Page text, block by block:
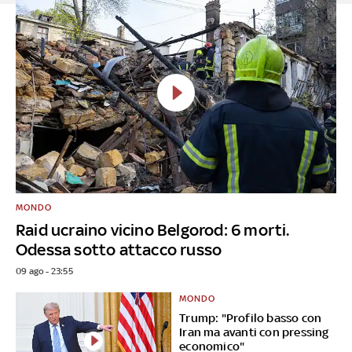
Raid ucraino vicino Belgorod: 6 morti.
Odessa sotto attacco russo
MONDO
09 ago - 23:55
Trump: "Profilo basso con
Iran ma avanti con pressing
economico"
MONDO